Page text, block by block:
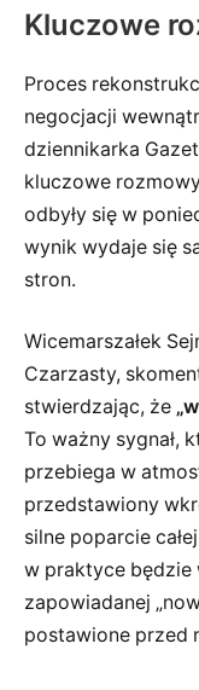
Kluczowe
Proces
negocjacji
dziennikarka
kluczowe
odbyły się w
wynik wydaje się
stron.
Wicemarszałek
Czarzasty,
stwierdzając, że
To ważny sygnał,
przebiega w
przedstawiony
silne poparcie
w praktyce będzie
zapowiadanej
postawione przed